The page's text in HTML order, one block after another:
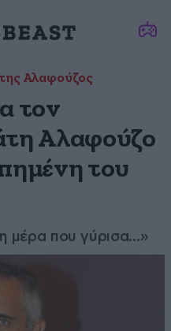
Αλαφούζος
τον
Αλαφούζο
του
μέρα που γύρισα…»